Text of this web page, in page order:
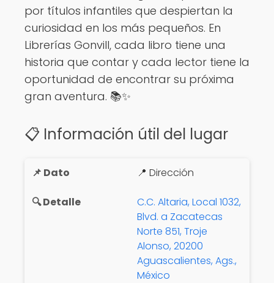
por títulos infantiles que despiertan la
curiosidad en los más pequeños. En
Librerías Gonvill, cada libro tiene una
historia que contar y cada lector tiene la
oportunidad de encontrar su próxima
gran aventura. 📚✨
📋 Información útil del lugar
📍 Dirección
C.C. Altaria, Local 1032,
Blvd. a Zacatecas
Norte 851, Troje
Alonso, 20200
Aguascalientes, Ags.,
México